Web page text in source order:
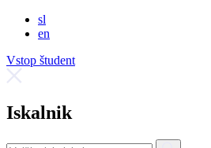
sl
en
Vstop študent
Iskalnik